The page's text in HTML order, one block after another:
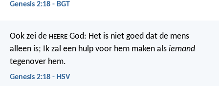
Genesis 2:18 - BGT
Ook zei de HEERE God: Het is niet goed dat de mens
alleen is; Ik zal een hulp voor hem maken als iemand
tegenover hem.
Genesis 2:18 - HSV